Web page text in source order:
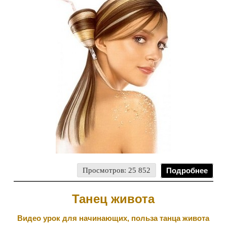
Просмотров: 25 852 Подробнее
Танец живота
Видео урок для начинающих, польза танца живота